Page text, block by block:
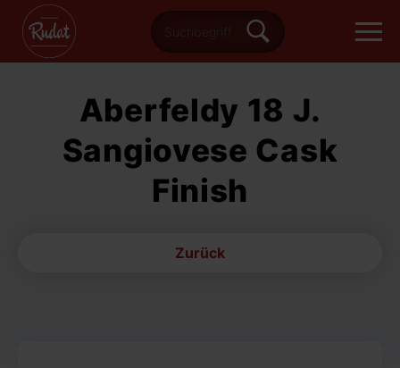
Aberfeldy 18 J.
Sangiovese Cask
Finish
Zurück